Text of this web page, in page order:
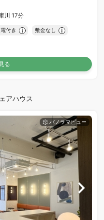
川 17分
付き 敷金なし
る
アハウス